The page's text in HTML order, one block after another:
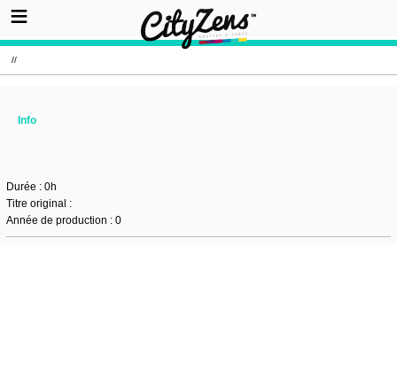
//
Info
Durée : 0h
Titre original :
Année de production : 0